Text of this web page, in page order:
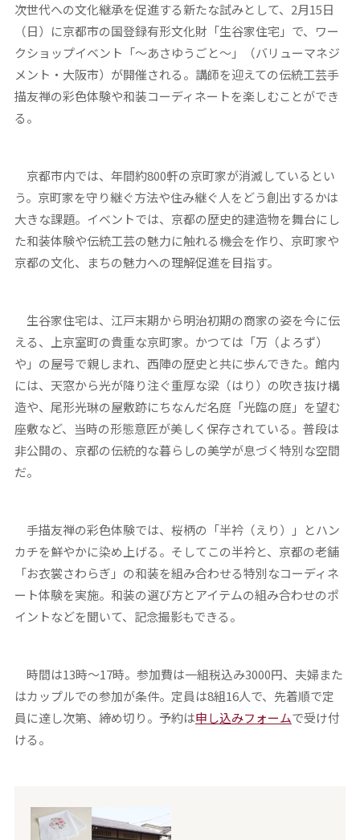
次世代への文化継承を促進する新たな試みとして、2月15日
（日）に京都市の国登録有形文化財「生谷家住宅」で、ワー
クショップイベント「〜あさゆうごと〜」（バリューマネジ
メント・大阪市）が開催される。講師を迎えての伝統工芸手
描友禅の彩色体験や和装コーディネートを楽しむことができ
る。
京都市内では、年間約800軒の京町家が消滅しているとい
う。京町家を守り継ぐ方法や住み継ぐ人をどう創出するかは
大きな課題。イベントでは、京都の歴史的建造物を舞台にし
た和装体験や伝統工芸の魅力に触れる機会を作り、京町家や
京都の文化、まちの魅力への理解促進を目指す。
生谷家住宅は、江戸末期から明治初期の商家の姿を今に伝
える、上京室町の貴重な京町家。かつては「万（よろず）
や」の屋号で親しまれ、西陣の歴史と共に歩んできた。館内
には、天窓から光が降り注ぐ重厚な梁（はり）の吹き抜け構
造や、尾形光琳の屋敷跡にちなんだ名庭「光臨の庭」を望む
座敷など、当時の形態意匠が美しく保存されている。普段は
非公開の、京都の伝統的な暮らしの美学が息づく特別な空間
だ。
手描友禅の彩色体験では、桜柄の「半衿（えり）」とハン
カチを鮮やかに染め上げる。そしてこの半衿と、京都の老舗
「お衣裳さわらぎ」の和装を組み合わせる特別なコーディネ
ート体験を実施。和装の選び方とアイテムの組み合わせのポ
イントなどを聞いて、記念撮影もできる。
時間は13時〜17時。参加費は一組税込み3000円、夫婦また
はカップルでの参加が条件。定員は8組16人で、先着順で定
員に達し次第、締め切り。予約は申し込みフォームで受け付
ける。